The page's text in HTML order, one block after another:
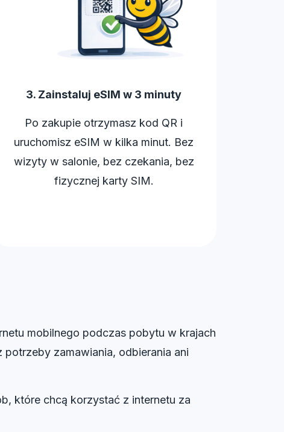
3. Zainstaluj eSIM w 3 minuty
Po zakupie otrzymasz kod QR i
uruchomisz eSIM w kilka minut. Bez
wizyty w salonie, bez czekania, bez
fizycznej karty SIM.
mobilnego podczas pobytu w krajach
zamawiania, odbierania ani
które chcą korzystać z internetu za